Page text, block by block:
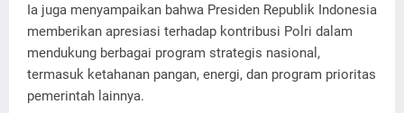
Ia juga menyampaikan bahwa Presiden Republik Indonesia
memberikan apresiasi terhadap kontribusi Polri dalam
mendukung berbagai program strategis nasional,
termasuk ketahanan pangan, energi, dan program prioritas
pemerintah lainnya.